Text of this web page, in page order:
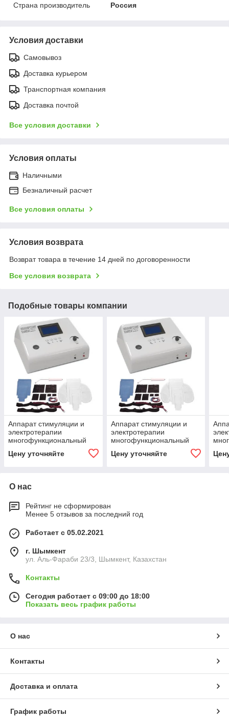
Страна производитель
Россия
Условия доставки
Самовывоз
Доставка курьером
Транспортная компания
Доставка почтой
Все условия доставки
Условия оплаты
Наличными
Безналичный расчет
Все условия оплаты
Условия возврата
Возврат товара в течение 14 дней по договоренности
Все условия возврата
Подобные товары компании
Аппарат стимуляции и
электротерапии
многофункциональный
Модель с 3 режимами
Цену уточняйте
Аппарат стимуляции и
электротерапии
многофункциональный
«Элескулап-МедТеКо» 5
режимов
Цену уточняйте
О нас
Рейтинг не сформирован
Менее 5 отзывов за последний год
Работает с 05.02.2021
г. Шымкент
ул. Аль-Фараби 23/3, Шымкент, Казахстан
Контакты
Сегодня работает с 09:00 до 18:00
Показать весь график работы
О нас
Контакты
Доставка и оплата
График работы